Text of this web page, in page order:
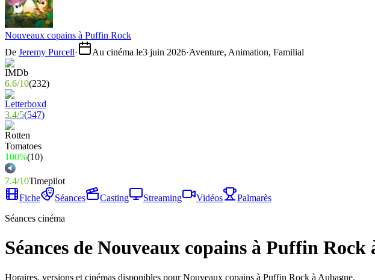
Nouveaux copains à Puffin Rock
De Jeremy Purcell· Au cinéma le3 juin 2026·Aventure, Animation, Familial
6.6/10(232)
3.4/5(547)
100%(10)
7.4/10Timepilot
Fiche
Séances Casting Streaming Vidéos
Palmarès
Séances cinéma
Séances de Nouveaux copains à Puffin Rock
Horaires, versions et cinémas disponibles pour Nouveaux copains à Puffin Rock à Aubagne.